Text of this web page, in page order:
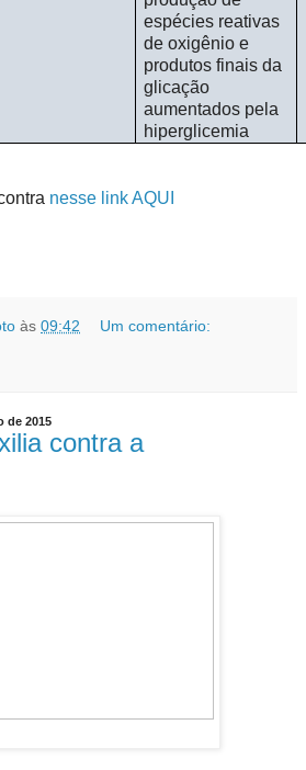
espécies reativas
de oxigênio e
produtos finais da
glicação
aumentados pela
hiperglicemia
nesse link AQUI
às 09:42 Um comentário:
de 2015
contra a